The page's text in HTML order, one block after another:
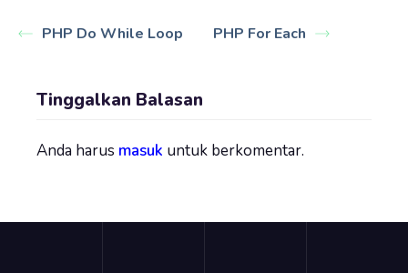
PHP Do While Loop PHP For Each
Tinggalkan Balasan
Anda harus masuk untuk berkomentar.